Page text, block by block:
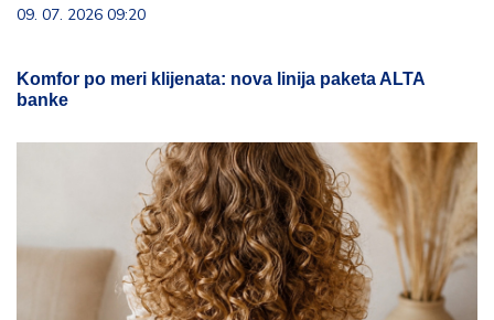
09. 07. 2026 09:20
Komfor po meri klijenata: nova linija paketa ALTA
banke